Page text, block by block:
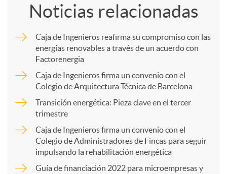
r
Noticias relacionadas
Caja de Ingenieros reafirma su compromiso con las
energías renovables a través de un acuerdo con
Factorenergia
Caja de Ingenieros firma un convenio con el
Colegio de Arquitectura Técnica de Barcelona
Transición energética: Pieza clave en el tercer
trimestre
Caja de Ingenieros firma un convenio con el
Colegio de Administradores de Fincas para seguir
impulsando la rehabilitación energética
Guía de financiación 2022 para microempresas y